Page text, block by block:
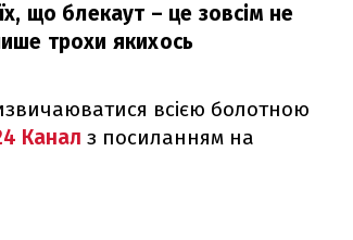
що блекаут – це зовсім не
трохи якихось
всією болотною
Канал з посиланням на